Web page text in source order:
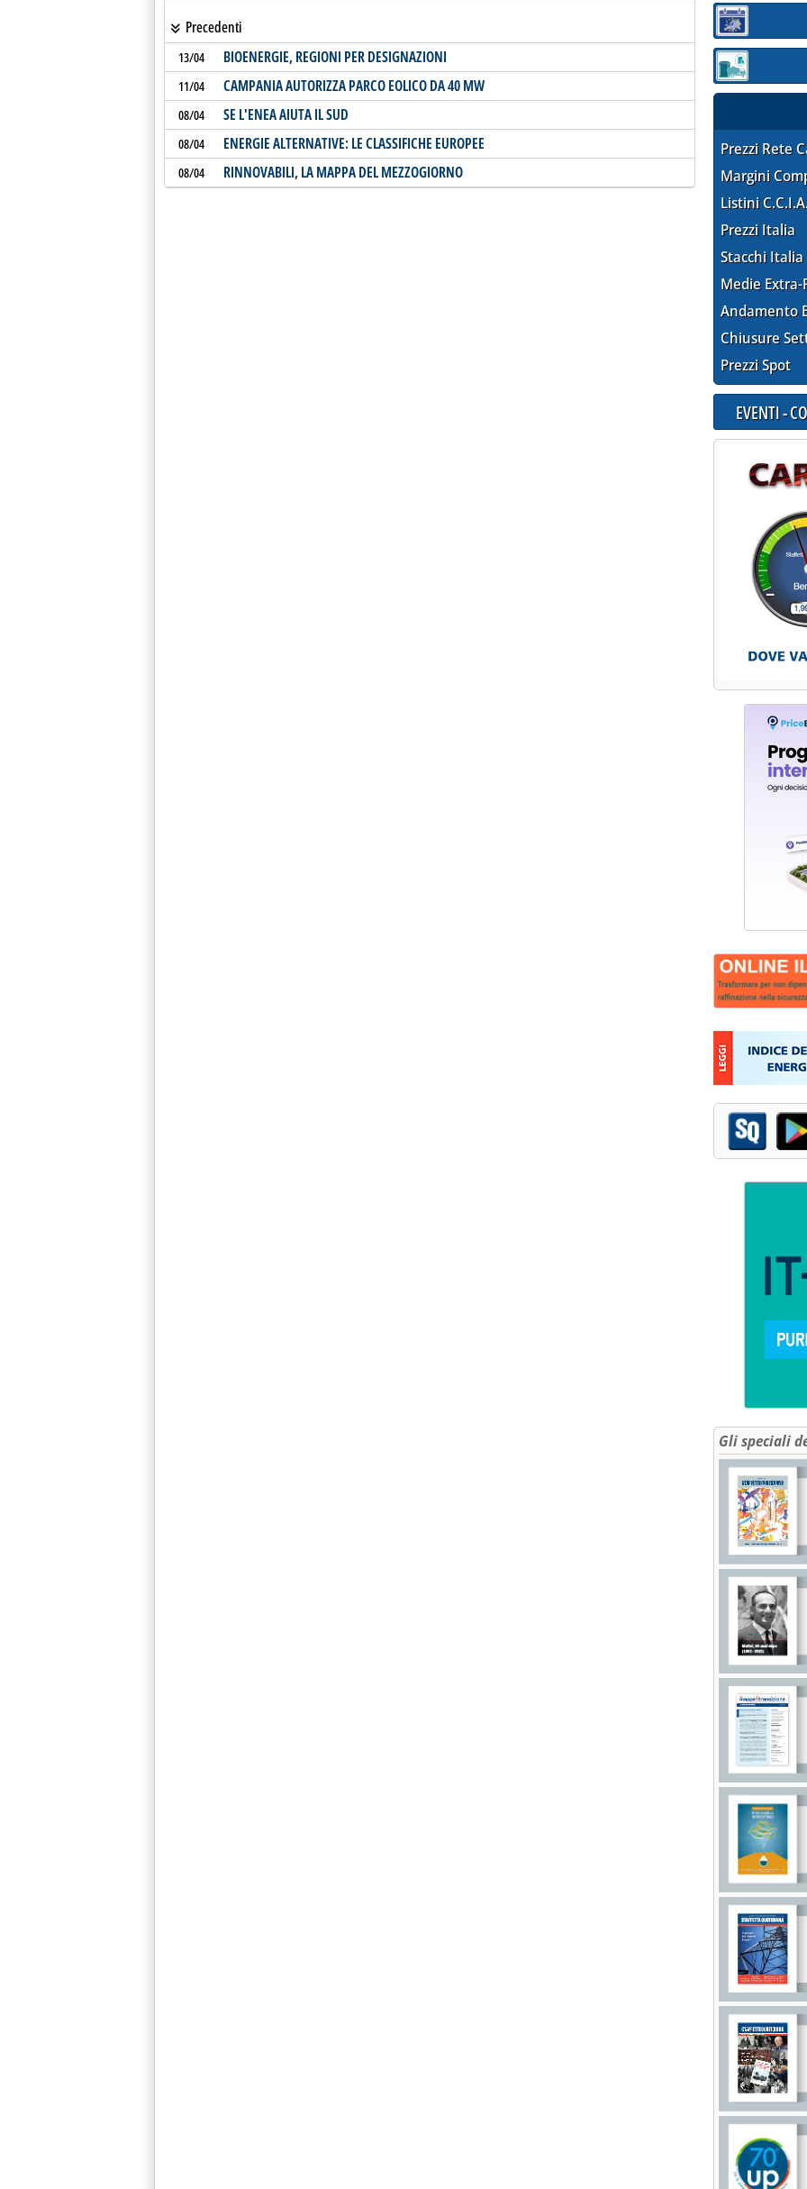
Precedenti
13/04 BIOENERGIE, REGIONI PER DESIGNAZIONI
11/04 CAMPANIA AUTORIZZA PARCO EOLICO DA 40 MW
08/04 SE L'ENEA AIUTA IL SUD
08/04 ENERGIE ALTERNATIVE: LE CLASSIFICHE EUROPEE
08/04 RINNOVABILI, LA MAPPA DEL MEZZOGIORNO
Sezione:
Sezione:
Prezzi Rete
Margini
Listini
Prezzi Italia
Stacchi Italia
Medie Extra-
Andamento
Chiusure
Prezzi Spot
EVENTI -
Gli speciali